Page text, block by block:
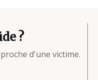
?
d'une victime.